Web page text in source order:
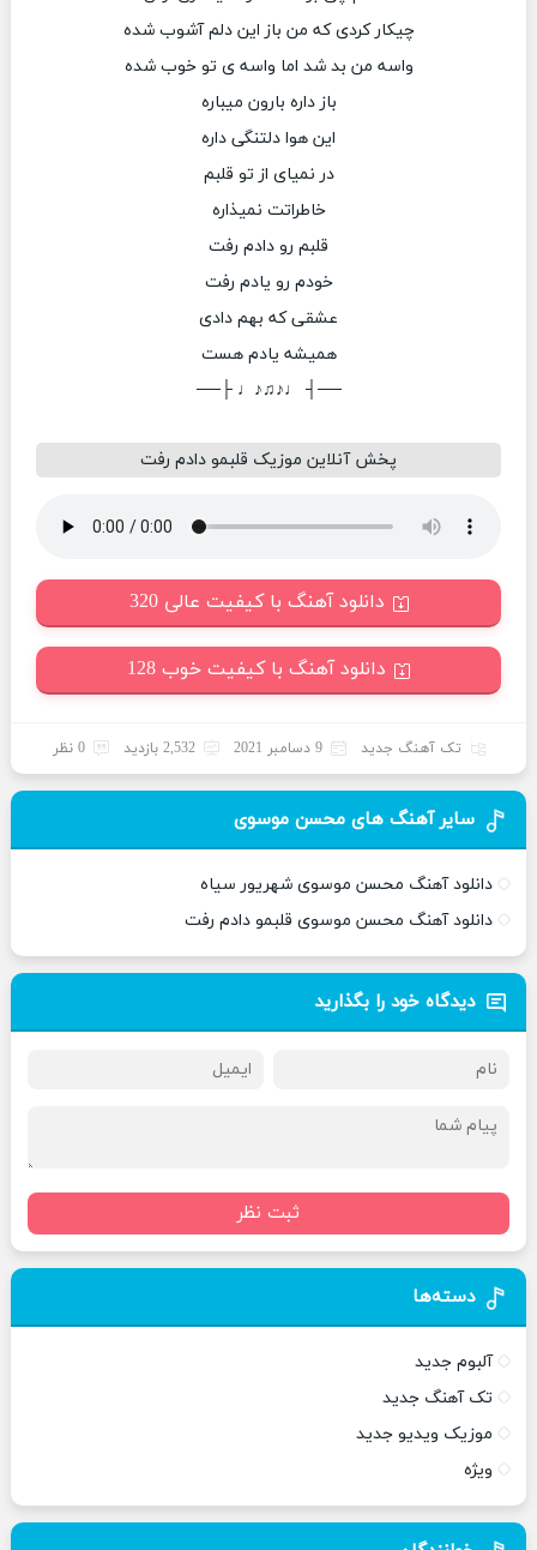
چیکار کردی که من باز این دلم آشوب شده
واسه من بد شد اما واسه ی تو خوب شده
باز داره بارون میباره
این هوا دلتنگی داره
در نمیای از تو قلبم
خاطراتت نمیذاره
قلبم رو دادم رفت
خودم رو یادم رفت
عشقی که بهم دادی
همیشه یادم هست
──┤ ♩♪♫♪♩ ├──
پخش آنلاین موزیک قلبمو دادم رفت
دانلود آهنگ با کیفیت عالی 320
دانلود آهنگ با کیفیت خوب 128
تک آهنگ جدید 9 دسامبر 2021 2,532 بازدید 0 نظر
سایر آهنگ های محسن موسوی
دانلود آهنگ محسن موسوی شهریور سیاه
دانلود آهنگ محسن موسوی قلبمو دادم رفت
دیدگاه خود را بگذارید
ثبت نظر
دسته‌ها
آلبوم جدید
تک آهنگ جدید
موزیک ویدیو جدید
ویژه